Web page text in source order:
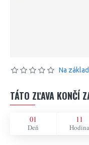
Na
TÁTO ZĽAVA KONČÍ
01
Deň
11
Hodina